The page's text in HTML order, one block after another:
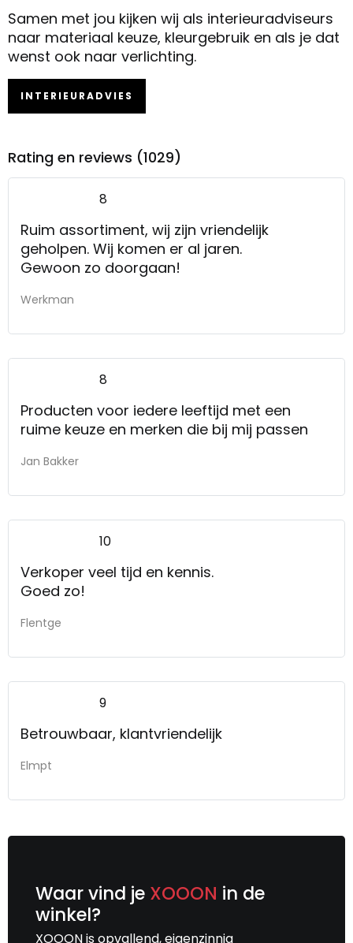
Samen met jou kijken wij als interieuradviseurs
naar materiaal keuze, kleurgebruik en als je dat
wenst ook naar verlichting.
INTERIEURADVIES
Rating en reviews (1029)
8
Ruim assortiment, wij zijn vriendelijk
geholpen. Wij komen er al jaren.
Gewoon zo doorgaan!
Werkman
8
Producten voor iedere leeftijd met een
ruime keuze en merken die bij mij passen
Jan Bakker
10
Verkoper veel tijd en kennis.
Goed zo!
Flentge
9
Betrouwbaar, klantvriendelijk
Elmpt
Waar vind je XOOON in de
winkel?
XOOON is opvallend, eigenzinnig